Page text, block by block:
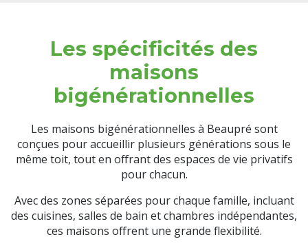
Les spécificités des
maisons
bigénérationnelles
Les maisons bigénérationnelles à Beaupré sont
conçues pour accueillir plusieurs générations sous le
même toit, tout en offrant des espaces de vie privatifs
pour chacun.
Avec des zones séparées pour chaque famille, incluant
des cuisines, salles de bain et chambres indépendantes,
ces maisons offrent une grande flexibilité.